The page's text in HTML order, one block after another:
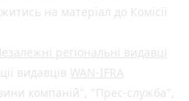
на матеріал до Комісії
регіональні видавці
видавців WAN-IFRA
компаній", "Прес-служба",